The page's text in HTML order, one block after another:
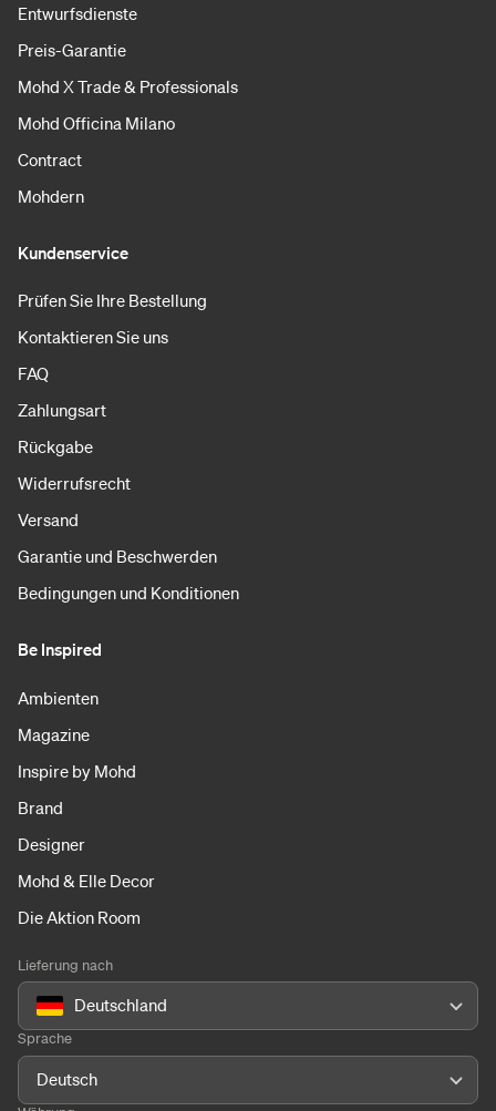
Entwurfsdienste
Preis-Garantie
Mohd X Trade & Professionals
Mohd Officina Milano
Contract
Mohdern
Kundenservice
Prüfen Sie Ihre Bestellung
Kontaktieren Sie uns
FAQ
Zahlungsart
Rückgabe
Widerrufsrecht
Versand
Garantie und Beschwerden
Bedingungen und Konditionen
Be Inspired
Ambienten
Magazine
Inspire by Mohd
Brand
Designer
Mohd & Elle Decor
Die Aktion Room
Lieferung nach
Deutschland
Sprache
Deutsch